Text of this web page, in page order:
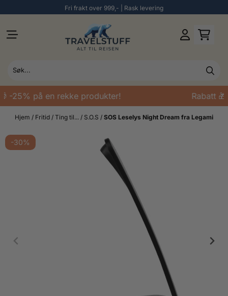
Fri frakt over 999,- | Rask levering
-25% på en rekke produkter! Rabatt
Hjem / Fritid / Ting til... / S.O.S / SOS Leselys Night Dream fra Legami
-30%